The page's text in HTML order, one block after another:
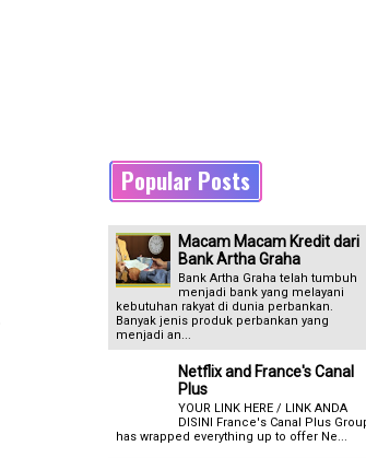
Popular Posts
Macam Macam Kredit dari
Bank Artha Graha
Bank Artha Graha telah tumbuh
menjadi bank yang melayani
kebutuhan rakyat di dunia perbankan.
Banyak jenis produk perbankan yang
menjadi an...
Netflix and France's Canal
Plus
YOUR LINK HERE / LINK ANDA
DISINI France's Canal Plus
has wrapped everything up to offer Ne...